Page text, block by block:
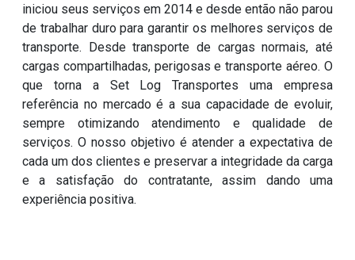
iniciou seus serviços em 2014 e desde então não parou
de trabalhar duro para garantir os melhores serviços de
transporte. Desde transporte de cargas normais, até
cargas compartilhadas, perigosas e transporte aéreo. O
que torna a Set Log Transportes uma empresa
referência no mercado é a sua capacidade de evoluir,
sempre otimizando atendimento e qualidade de
serviços. O nosso objetivo é atender a expectativa de
cada um dos clientes e preservar a integridade da carga
e a satisfação do contratante, assim dando uma
experiência positiva.